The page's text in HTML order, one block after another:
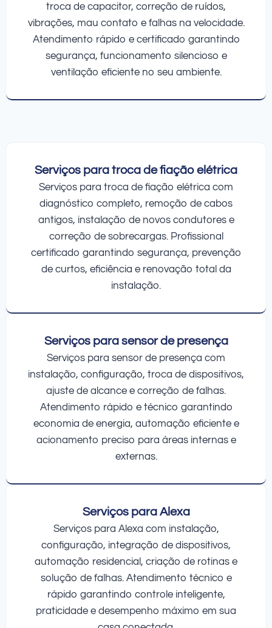
troca de capacitor, correção de ruídos,
vibrações, mau contato e falhas na velocidade.
Atendimento rápido e certificado garantindo
segurança, funcionamento silencioso e
ventilação eficiente no seu ambiente.
Serviços para troca de fiação elétrica
Serviços para troca de fiação elétrica com
diagnóstico completo, remoção de cabos
antigos, instalação de novos condutores e
correção de sobrecargas. Profissional
certificado garantindo segurança, prevenção
de curtos, eficiência e renovação total da
instalação.
Serviços para sensor de presença
Serviços para sensor de presença com
instalação, configuração, troca de dispositivos,
ajuste de alcance e correção de falhas.
Atendimento rápido e técnico garantindo
economia de energia, automação eficiente e
acionamento preciso para áreas internas e
externas.
Serviços para Alexa
Serviços para Alexa com instalação,
configuração, integração de dispositivos,
automação residencial, criação de rotinas e
solução de falhas. Atendimento técnico e
rápido garantindo controle inteligente,
praticidade e desempenho máximo em sua